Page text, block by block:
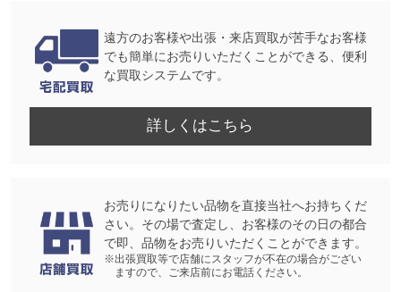
遠方のお客様や出張・来店買取が苦手なお客様
でも簡単にお売りいただくことができる、便利
な買取システムです。
詳しくはこちら
お売りになりたい品物を直接当社へお持ちくだ
さい。その場で査定し、お客様のその日の都合
で即、品物をお売りいただくことができます。
※出張買取等で店舗にスタッフが不在の場合がござい
ますので、ご来店前にお電話ください。